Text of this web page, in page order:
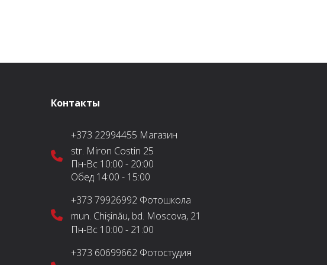
Контакты
+373 22994455 Магазин
str. Miron Costin 25
Пн-Вс 10:00 - 20:00
Обед 14:00 - 15:00
+373 79926992 Фотошкола
mun. Chișinău, bd. Moscova, 21
Пн-Вс 10:00 - 21:00
+373 60699662 Фотостудия